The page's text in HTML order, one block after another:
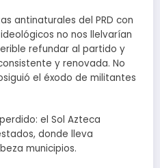
antinaturales del PRD con
no nos llelvarían
refundar al partido y
y renovada. No
el éxodo de militantes
el Sol Azteca
donde lleva
municipios.